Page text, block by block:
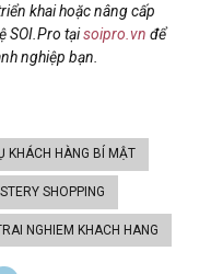
khai hoặc nâng cấp
SOI.Pro tạisoipro.vn để
nghiệp bạn.
KHÁCH HÀNG BÍ MẬT
SHOPPING
NGHIEM KHACH HANG